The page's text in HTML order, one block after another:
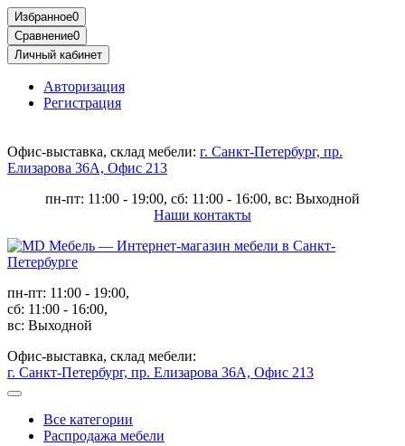
Избранное0
Сравнение0
Личный кабинет
Авторизация
Регистрация
Офис-выставка, склад мебели: г. Санкт-Петербург, пр.
Елизарова 36А, Офис 213
пн-пт: 11:00 - 19:00, сб: 11:00 - 16:00, вс: Выходной
Наши контакты
пн-пт: 11:00 - 19:00,
сб: 11:00 - 16:00,
вс: Выходной
Офис-выставка, склад мебели:
г. Санкт-Петербург, пр. Елизарова 36А, Офис 213
Все категории
Распродажа мебели